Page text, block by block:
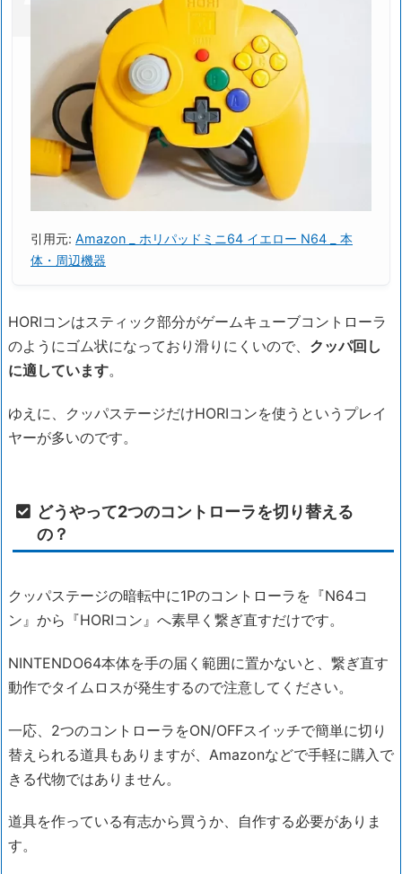
引用元: Amazon _ ホリパッドミニ64 イエロー N64 _ 本
体・周辺機器
HORIコンはスティック部分がゲームキューブコントローラ
のようにゴム状になっており滑りにくいので、 クッパ回し
に適しています。
ゆえに、クッパステージだけHORIコンを使うというプレイ
ヤーが多いのです。
どうやって2つのコントローラを切り替える
の？
クッパステージの暗転中に1Pのコントローラを『N64コ
ン』から『HORIコン』へ素早く繋ぎ直すだけです。
NINTENDO64本体を手の届く範囲に置かないと、繋ぎ直す
動作でタイムロスが発生するので注意してください。
一応、2つのコントローラをON/OFFスイッチで簡単に切り
替えられる道具もありますが、Amazonなどで手軽に購入で
きる代物ではありません。
道具を作っている有志から買うか、自作する必要がありま
す。